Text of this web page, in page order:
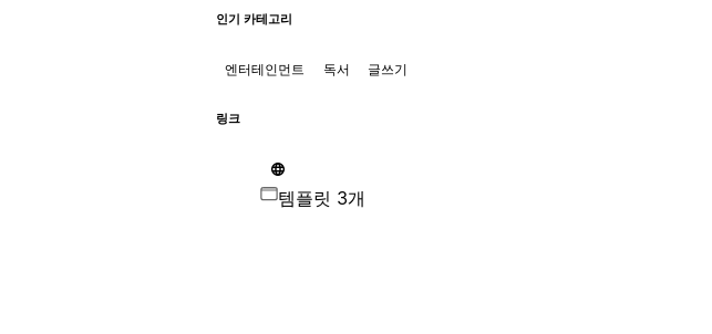
인기 카테고리
엔터테인먼트 독서 글쓰기
링크
템플릿 3개